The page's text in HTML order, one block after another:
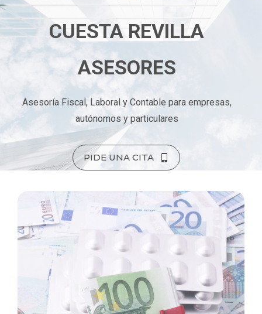
CUESTA REVILLA
ASESORES
Asesoría Fiscal, Laboral y Contable para empresas,
autónomos y particulares
PIDE UNA CITA